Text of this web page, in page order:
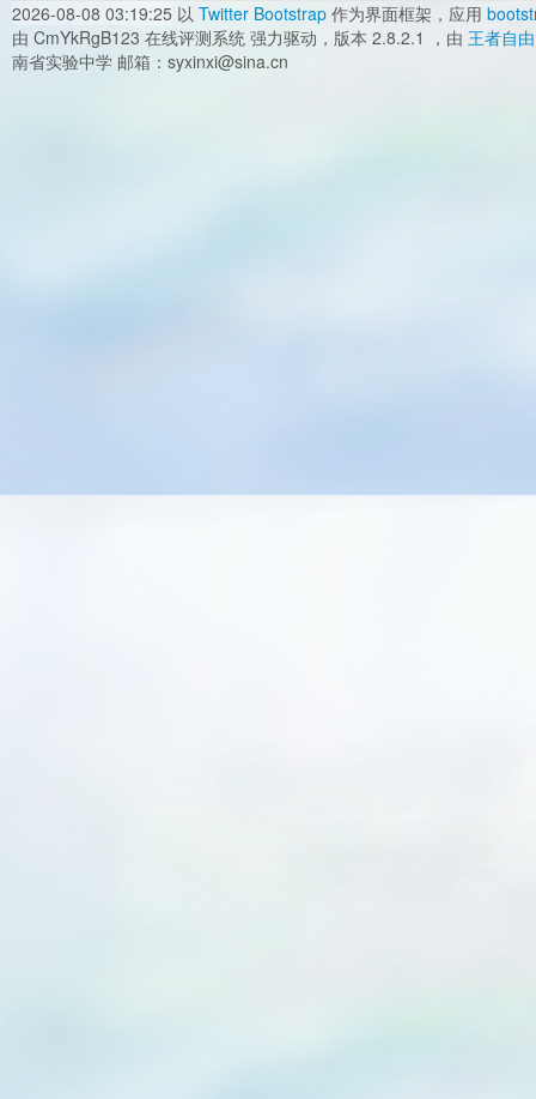
2026-08-08 03:19:25 以 Twitter Bootstrap 作为界面框架，应用
由 CmYkRgB123 在线评测系统 强力驱动，版本 2.8.2.1 ，由 王者自由
南省实验中学 邮箱：syxinxi@sina.cn